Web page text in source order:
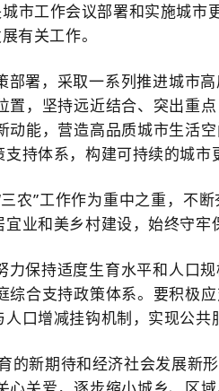
工作会议部署和实施城市
有关工作。
署，采取一系列推进城市
，坚持远近结合、突出重
能，营造高品质城市生活
持体系，构建可持续的城市
农”工作作为重中之重，不
业和美乡村建设，始终守牢
保持适度生育水平和人口
合支持政策体系。要积极
口增减挂钩机制，实现公共
新期待和经济社会发展新